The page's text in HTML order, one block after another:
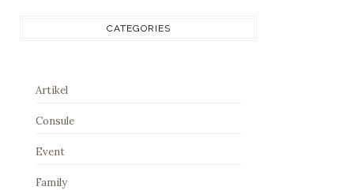
CATEGORIES
Artikel
Consule
Event
Family